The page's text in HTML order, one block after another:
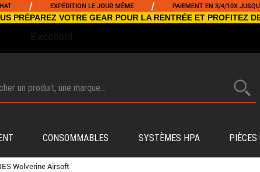
EXPÉDITION LE JOUR MÊME PAIEMENT EN 3/4/10X JUSQU'À
PRÉPAREZ VOTRE GEAR POUR LA RENTRÉE ET PROFITEZ
CONSOMMABLES SYSTÈMES HPA PIÈCES
Wolverine Airsoft